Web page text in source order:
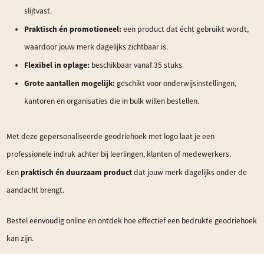
slijtvast.
Praktisch én promotioneel:een product dat écht gebruikt wordt,
waardoor jouw merk dagelijks zichtbaar is.
Flexibel in oplage: beschikbaar vanaf 35 stuks
Grote aantallen mogelijk: geschikt voor onderwijsinstellingen,
kantoren en organisaties die in bulk willen bestellen.
Met deze gepersonaliseerde geodriehoek met logo laat je een
professionele indruk achter bij leerlingen, klanten of medewerkers.
Eenpraktisch én duurzaam productdat jouw merk dagelijks onder de
aandacht brengt.
Bestel eenvoudig online en ontdek hoe effectief een bedrukte geodriehoek
kan zijn.